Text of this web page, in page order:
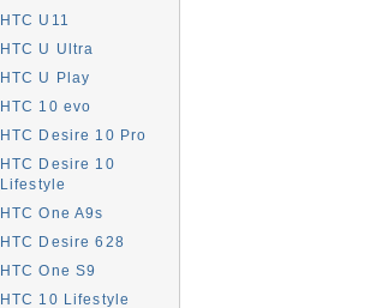
HTC U11
HTC U Ultra
HTC U Play
HTC 10 evo
HTC Desire 10 Pro
HTC Desire 10
Lifestyle
HTC One A9s
HTC Desire 628
HTC One S9
HTC 10 Lifestyle